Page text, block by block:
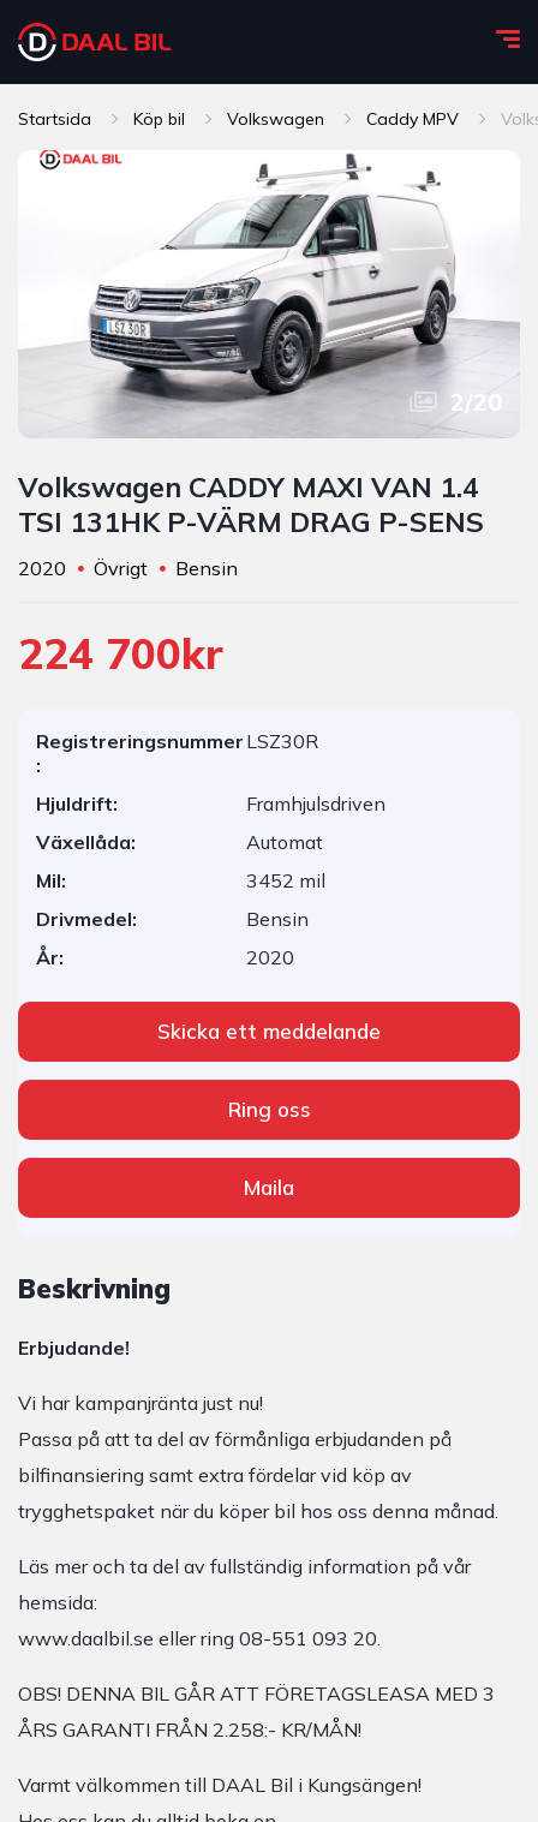
Startsida Köp bil Volkswagen Caddy MPV
2/20
Volkswagen CADDY MAXI VAN 1.4
TSI 131HK P-VÄRM DRAG P-SENS
2020 Övrigt Bensin
224 700kr
Registreringsnummer
:
LSZ30R
Hjuldrift:
Framhjulsdriven
Växellåda:
Automat
Mil:
3452 mil
Drivmedel:
Bensin
År:
2020
Skicka ett meddelande
Ring oss
Maila
Beskrivning
Erbjudande!
Vi har kampanjränta just nu!
Passa på att ta del av förmånliga erbjudanden på
bilfinansiering samt extra fördelar vid köp av
trygghetspaket när du köper bil hos oss denna månad.
Läs mer och ta del av fullständig information på vår
hemsida:
www.daalbil.se eller ring 08-551 093 20.
OBS! DENNA BIL GÅR ATT FÖRETAGSLEASA MED 3
ÅRS GARANTI FRÅN 2.258:- KR/MÅN!
Varmt välkommen till DAAL Bil i Kungsängen!